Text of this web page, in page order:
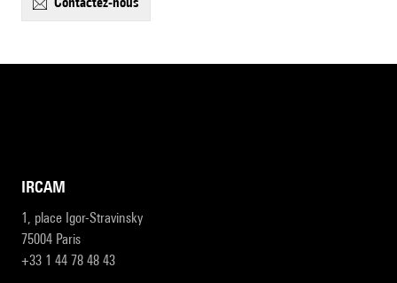
IRCAM
1, place Igor-Stravinsky
75004 Paris
+33 1 44 78 48 43